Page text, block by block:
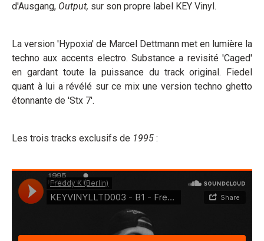
d'Ausgang, Output, sur son propre label KEY Vinyl.
La version 'Hypoxia' de Marcel Dettmann met en lumière la
techno aux accents electro. Substance a revisité 'Caged'
en gardant toute la puissance du track original. Fiedel
quant à lui a révélé sur ce mix une version techno ghetto
étonnante de 'Stx 7'.
Les trois tracks exclusifs de 1995 :